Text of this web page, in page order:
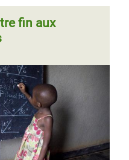
fin aux